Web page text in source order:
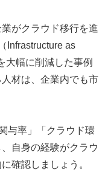
がクラウド移行を進
Infrastructure as
大幅に削減した事例
材は、企業内でも市
与率」「クラウド環
自身の経験がクラウ
確認しましょう。